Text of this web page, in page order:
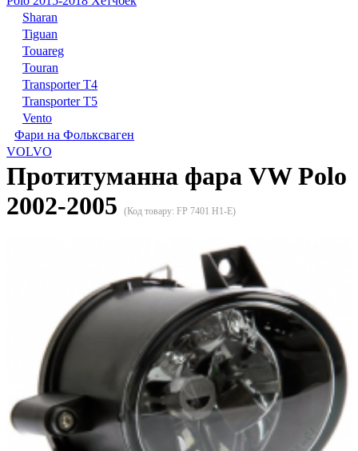
Sharan
Tiguan
Touareg
Touran
Transporter T4
Transporter T5
Vento
Фари на Фольксваген
VOLVO
Протитуманна фара VW Polo
2002-2005
(Код товару: FP 7401 H1-E)